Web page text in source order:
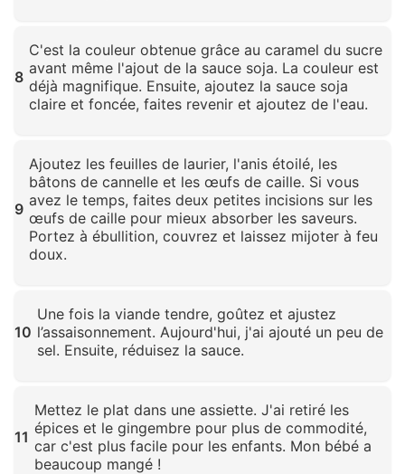
8
C'est la couleur obtenue grâce au caramel du sucre
avant même l'ajout de la sauce soja. La couleur est
déjà magnifique. Ensuite, ajoutez la sauce soja
claire et foncée, faites revenir et ajoutez de l'eau.
9
Ajoutez les feuilles de laurier, l'anis étoilé, les
bâtons de cannelle et les œufs de caille. Si vous
avez le temps, faites deux petites incisions sur les
œufs de caille pour mieux absorber les saveurs.
Portez à ébullition, couvrez et laissez mijoter à feu
doux.
10
Une fois la viande tendre, goûtez et ajustez
l’assaisonnement. Aujourd'hui, j'ai ajouté un peu de
sel. Ensuite, réduisez la sauce.
11
Mettez le plat dans une assiette. J'ai retiré les
épices et le gingembre pour plus de commodité,
car c'est plus facile pour les enfants. Mon bébé a
beaucoup mangé !